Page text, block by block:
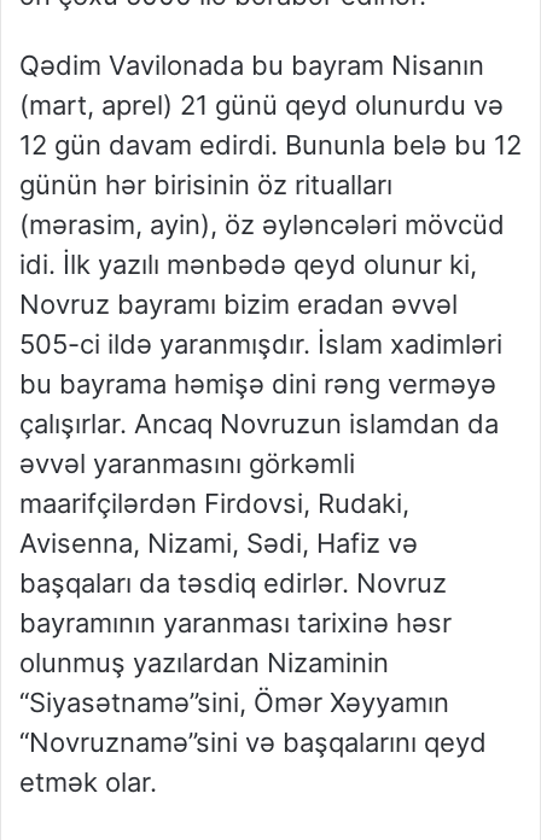
Qədim Vavilonada bu bayram Nisanın
(mart, aprel) 21 günü qeyd olunurdu və
12 gün davam edirdi. Bununla belə bu 12
günün hər birisinin öz ritualları
(mərasim, ayin), öz əyləncələri mövcüd
idi. İlk yazılı mənbədə qeyd olunur ki,
Novruz bayramı bizim eradan əvvəl
505-ci ildə yaranmışdır. İslam xadimləri
bu bayrama həmişə dini rəng verməyə
çalışırlar. Ancaq Novruzun islamdan da
əvvəl yaranmasını görkəmli
maarifçilərdən Firdovsi, Rudaki,
Avisenna, Nizami, Sədi, Hafiz və
başqaları da təsdiq edirlər. Novruz
bayramının yaranması tarixinə həsr
olunmuş yazılardan Nizaminin
“Siyasətnamə”sini, Ömər Xəyyamın
“Novruznamə”sini və başqalarını qeyd
etmək olar.